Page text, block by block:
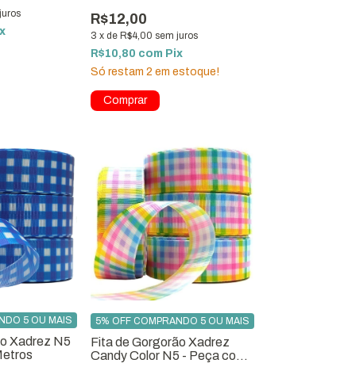
R$12,00
3 x de R$4,00 sem juros
R$10,80 com Pix
Só restam 2 em estoque!
Comprar
Xadrez N5
5 OU MAIS
Fita de Gorgorão Xadrez
Candy Color N5 - Peça com
5% OFF COMPRANDO 5 OU MAIS